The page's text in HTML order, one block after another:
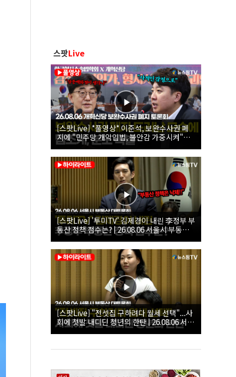
스팟Live
[스팟Live] *풀영상* 이준석, 보완수사권 폐
지에 "민주당 개악입법, 불안감 가중시켜"｜
26.08.06 개혁신당 보완수사권 폐지 토론회
[스팟Live] '투미TV' 김제경이 내린 李정부 부
동산 정책 점수는? | 26.08.06 서울시 부동산
대토론회
[스팟Live] "전셋집 구하려다 월세 선택"...사
회에 첫발 내디딘 청년의 한탄 | 26.08.06 서울
시 부동산 대토론회